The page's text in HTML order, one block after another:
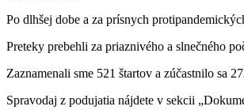
Po dlhšej dobe a za prísnych
Preteky prebehli za priaznivého a slnečného
Zaznamenali sme 521 štartov a zúčastnilo sa
Spravodaj z podujatia nájdete v sekcii